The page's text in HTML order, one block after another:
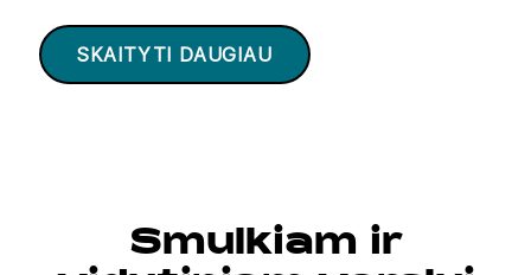
SKAITYTI DAUGIAU
Smulkiam ir